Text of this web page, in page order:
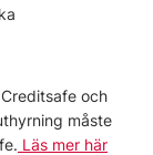
och
måste
Läs mer här